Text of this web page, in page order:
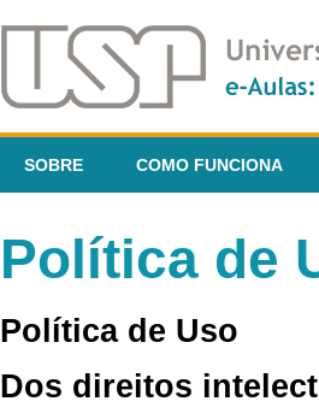
SOBRE COMO FUNCIONA
Política de
Política de Uso
Dos direitos